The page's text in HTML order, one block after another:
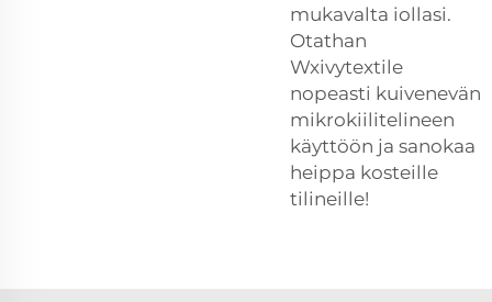
mukavalta iollasi.
Otathan
Wxivytextile
nopeasti kuivenevän
mikrokiilitelineen
käyttöön ja sanokaa
heippa kosteille
tilineille!